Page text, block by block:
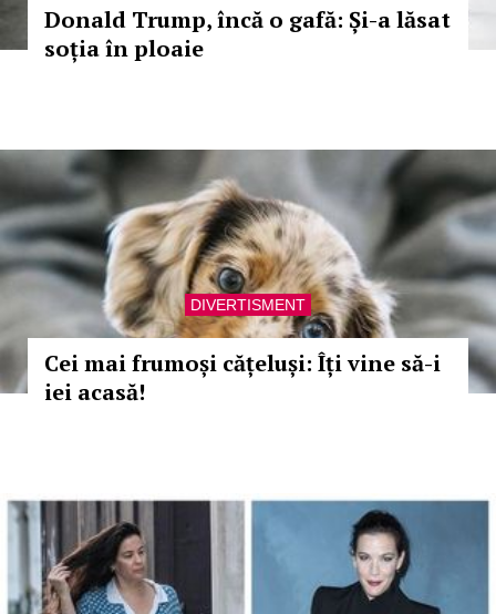
Donald Trump, încă o gafă: Și-a lăsat
soția în ploaie
DIVERTISMENT
Cei mai frumoși cățeluși: Îți vine să-i
iei acasă!